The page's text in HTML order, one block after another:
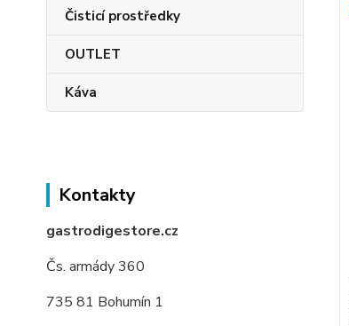
Čisticí prostředky
OUTLET
Káva
Kontakty
gastrodigestore.cz
Čs. armády 360
735 81 Bohumín 1